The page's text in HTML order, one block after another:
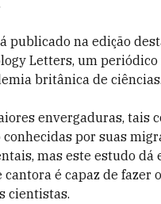
publicado na edição
Letters, um periódico
britânica de ciências.
envergaduras, tais
conhecidas por suas
mas este estudo dá
cantora é capaz de fazer
cientistas.